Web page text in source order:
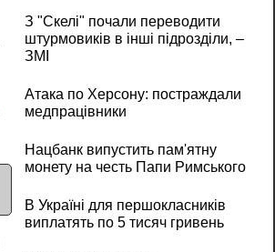
З "Скелі" почали переводити
штурмовиків в інші підрозділи, –
ЗМІ
Атака по Херсону: постраждали
медпрацівники
Нацбанк випустить пам'ятну
монету на честь Папи Римського
В Україні для першокласників
виплатять по 5 тисяч гривень